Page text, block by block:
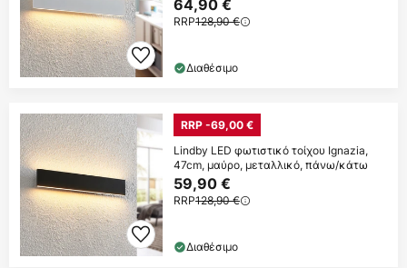
64,90 €
RRP128,90 €
Διαθέσιμο
RRP -69,00 €
Lindby LED φωτιστικό τοίχου Ignazia,
47cm, μαύρο, μεταλλικό, πάνω/κάτω
59,90 €
RRP128,90 €
Διαθέσιμο